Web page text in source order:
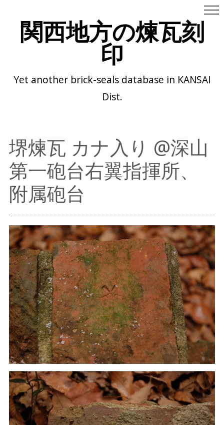
関西地方の煉瓦刻
印
Yet another brick-seals database in KANSAI
Dist.
堺煉瓦 カナ入り @深山
第一砲台右翼指揮所、
附属砲台